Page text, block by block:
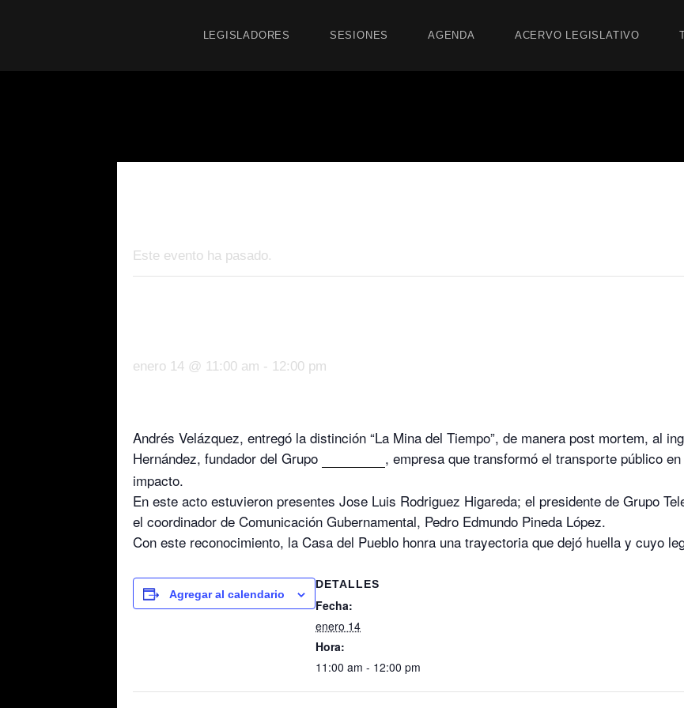
LEGISLADORES SESIONES AGENDA ACERVO LEGISLATIVO
Este evento ha pasado.
enero 14 @ 11:00 am - 12:00 pm
Andrés Velázquez, entregó la distinción “La Mina del Tiempo”, de manera post mortem, al
Hernández, fundador del Grupo
, empresa que transformó el transporte público
impacto.
En este acto estuvieron presentes Jose Luis Rodriguez Higareda; el presidente de Grupo
el coordinador de Comunicación Gubernamental, Pedro Edmundo Pineda López.
Con este reconocimiento, la Casa del Pueblo honra una trayectoria que dejó huella y cuyo
Agregar al calendario
DETALLES
Fecha:
enero 14
Hora:
11:00 am - 12:00 pm